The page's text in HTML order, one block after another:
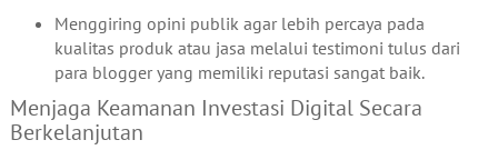
Menggiring opini publik agar lebih percaya pada
kualitas produk atau jasa melalui testimoni tulus dari
para blogger yang memiliki reputasi sangat baik.
Menjaga Keamanan Investasi Digital Secara
Berkelanjutan